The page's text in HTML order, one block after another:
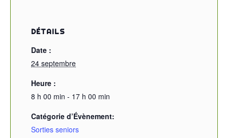
DÉTAILS
Date :
24 septembre
Heure :
8 h 00 min - 17 h 00 min
Catégorie d’Évènement:
Sorties seniors